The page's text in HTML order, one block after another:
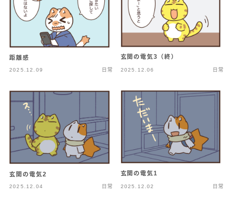
距離感
2025.12.09 日常
玄関の電気3（終）
2025.12.06 日常
玄関の電気2
2025.12.04 日常
玄関の電気1
2025.12.02 日常